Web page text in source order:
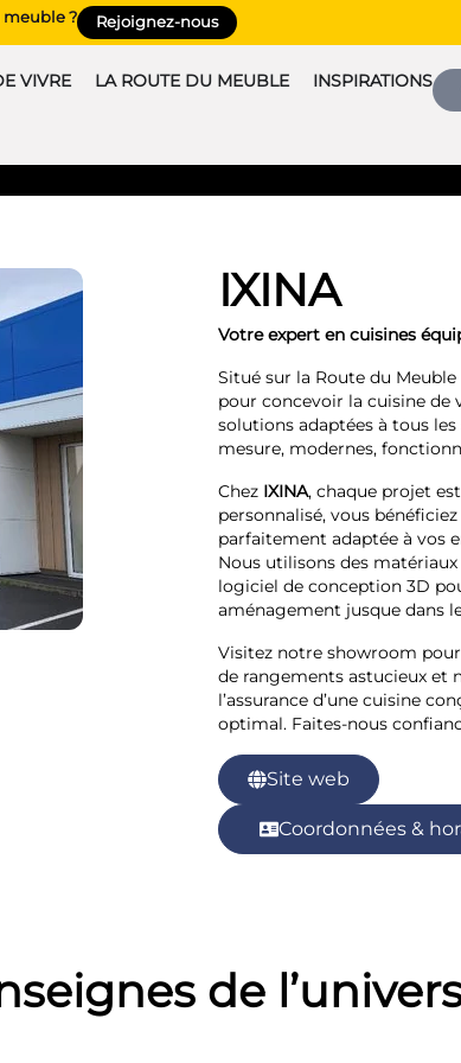
meuble ? Rejoignez-nous
VIVRE LA ROUTE DU MEUBLE INSPIRATIONS
IXINA
Votre expert en cuisines
Situé sur la Route du Meuble
pour concevoir la cuisine de
solutions adaptées à tous
mesure, modernes,
Chez IXINA, chaque projet
personnalisé, vous
parfaitement adaptée à vos
Nous utilisons des
logiciel de conception 3D
aménagement jusque dans
Visitez notre showroom
de rangements astucieux et
l’assurance d’une cuisine
optimal. Faites-nous
Site web
Coordonnées &
de